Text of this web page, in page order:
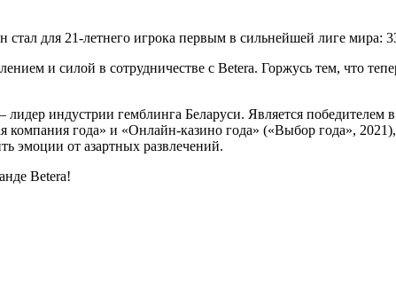
для 21-летнего игрока первым в сильнейшей лиге мира:
и силой в сотрудничестве с Betera. Горжусь тем, что
индустрии гемблинга Беларуси. Является победителем
компания года» и «Онлайн-казино года» («Выбор года»,
эмоции от азартных развлечений.